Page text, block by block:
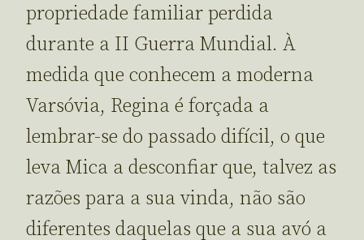
propriedade familiar perdida
durante a II Guerra Mundial. À
medida que conhecem a moderna
Varsóvia, Regina é forçada a
lembrar-se do passado difícil, o que
leva Mica a desconfiar que, talvez as
razões para a sua vinda, não são
diferentes daquelas que a sua avó a